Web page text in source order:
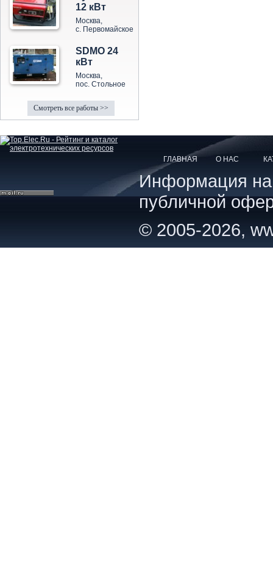
12 кВт
Москва,
с. Первомайское
SDMO 24
кВт
Москва,
пос. Стольное
Смотреть все работы >>
ГЛАВНАЯ О НАС
Информация на
публичной
© 2005-2026,